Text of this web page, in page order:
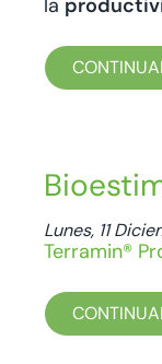
Lunes, 11
Terramin®